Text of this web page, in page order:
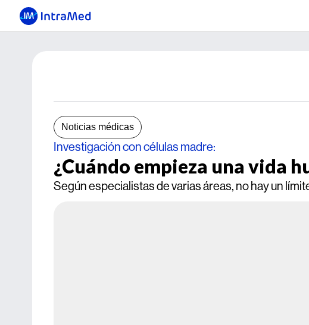
Noticias médicas
Investigación con células madre:
¿Cuándo empieza una vida
Según especialistas de varias áreas, no hay un